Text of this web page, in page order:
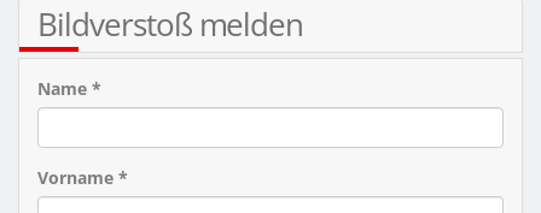
Bildverstoß melden
Name *
Vorname *